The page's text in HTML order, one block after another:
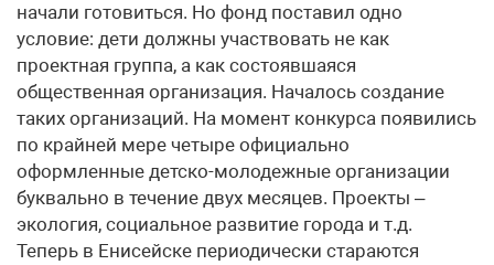
начали готовиться. Но фонд поставил одно
условие: дети должны участвовать не как
проектная группа, а как состоявшаяся
общественная организация. Началось создание
таких организаций. На момент конкурса появились
по крайней мере четыре официально
оформленные детско-молодежные организации
буквально в течение двух месяцев. Проекты –
экология, социальное развитие города и т.д.
Теперь в Енисейске периодически стараются